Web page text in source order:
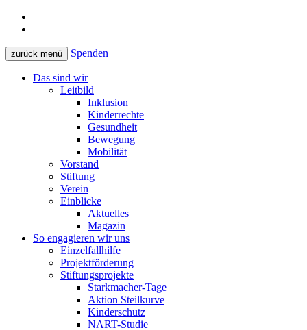
zurück menü Spenden
Das sind wir
Leitbild
Inklusion
Kinderrechte
Gesundheit
Bewegung
Mobilität
Vorstand
Stiftung
Verein
Einblicke
Aktuelles
Magazin
So engagieren wir uns
Einzelfallhilfe
Projektförderung
Stiftungsprojekte
Starkmacher-Tage
Aktion Steilkurve
Kinderschutz
NART-Studie